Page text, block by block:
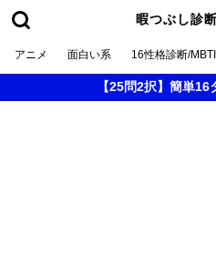
暇つぶし診
アニメ 面白い系 16性格診断/MBTI
【25問2択】簡単